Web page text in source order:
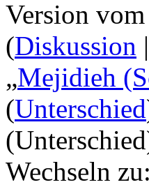
Version
(Diskussion |
„Mejidieh
(Unterschied
Wechseln zu: